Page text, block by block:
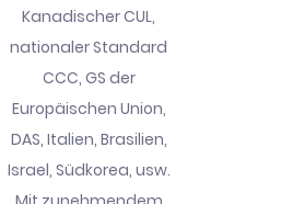
Kanadischer CUL,
nationaler Standard
CCC, GS der
Europäischen Union,
DAS, Italien, Brasilien,
Israel, Südkorea, usw.